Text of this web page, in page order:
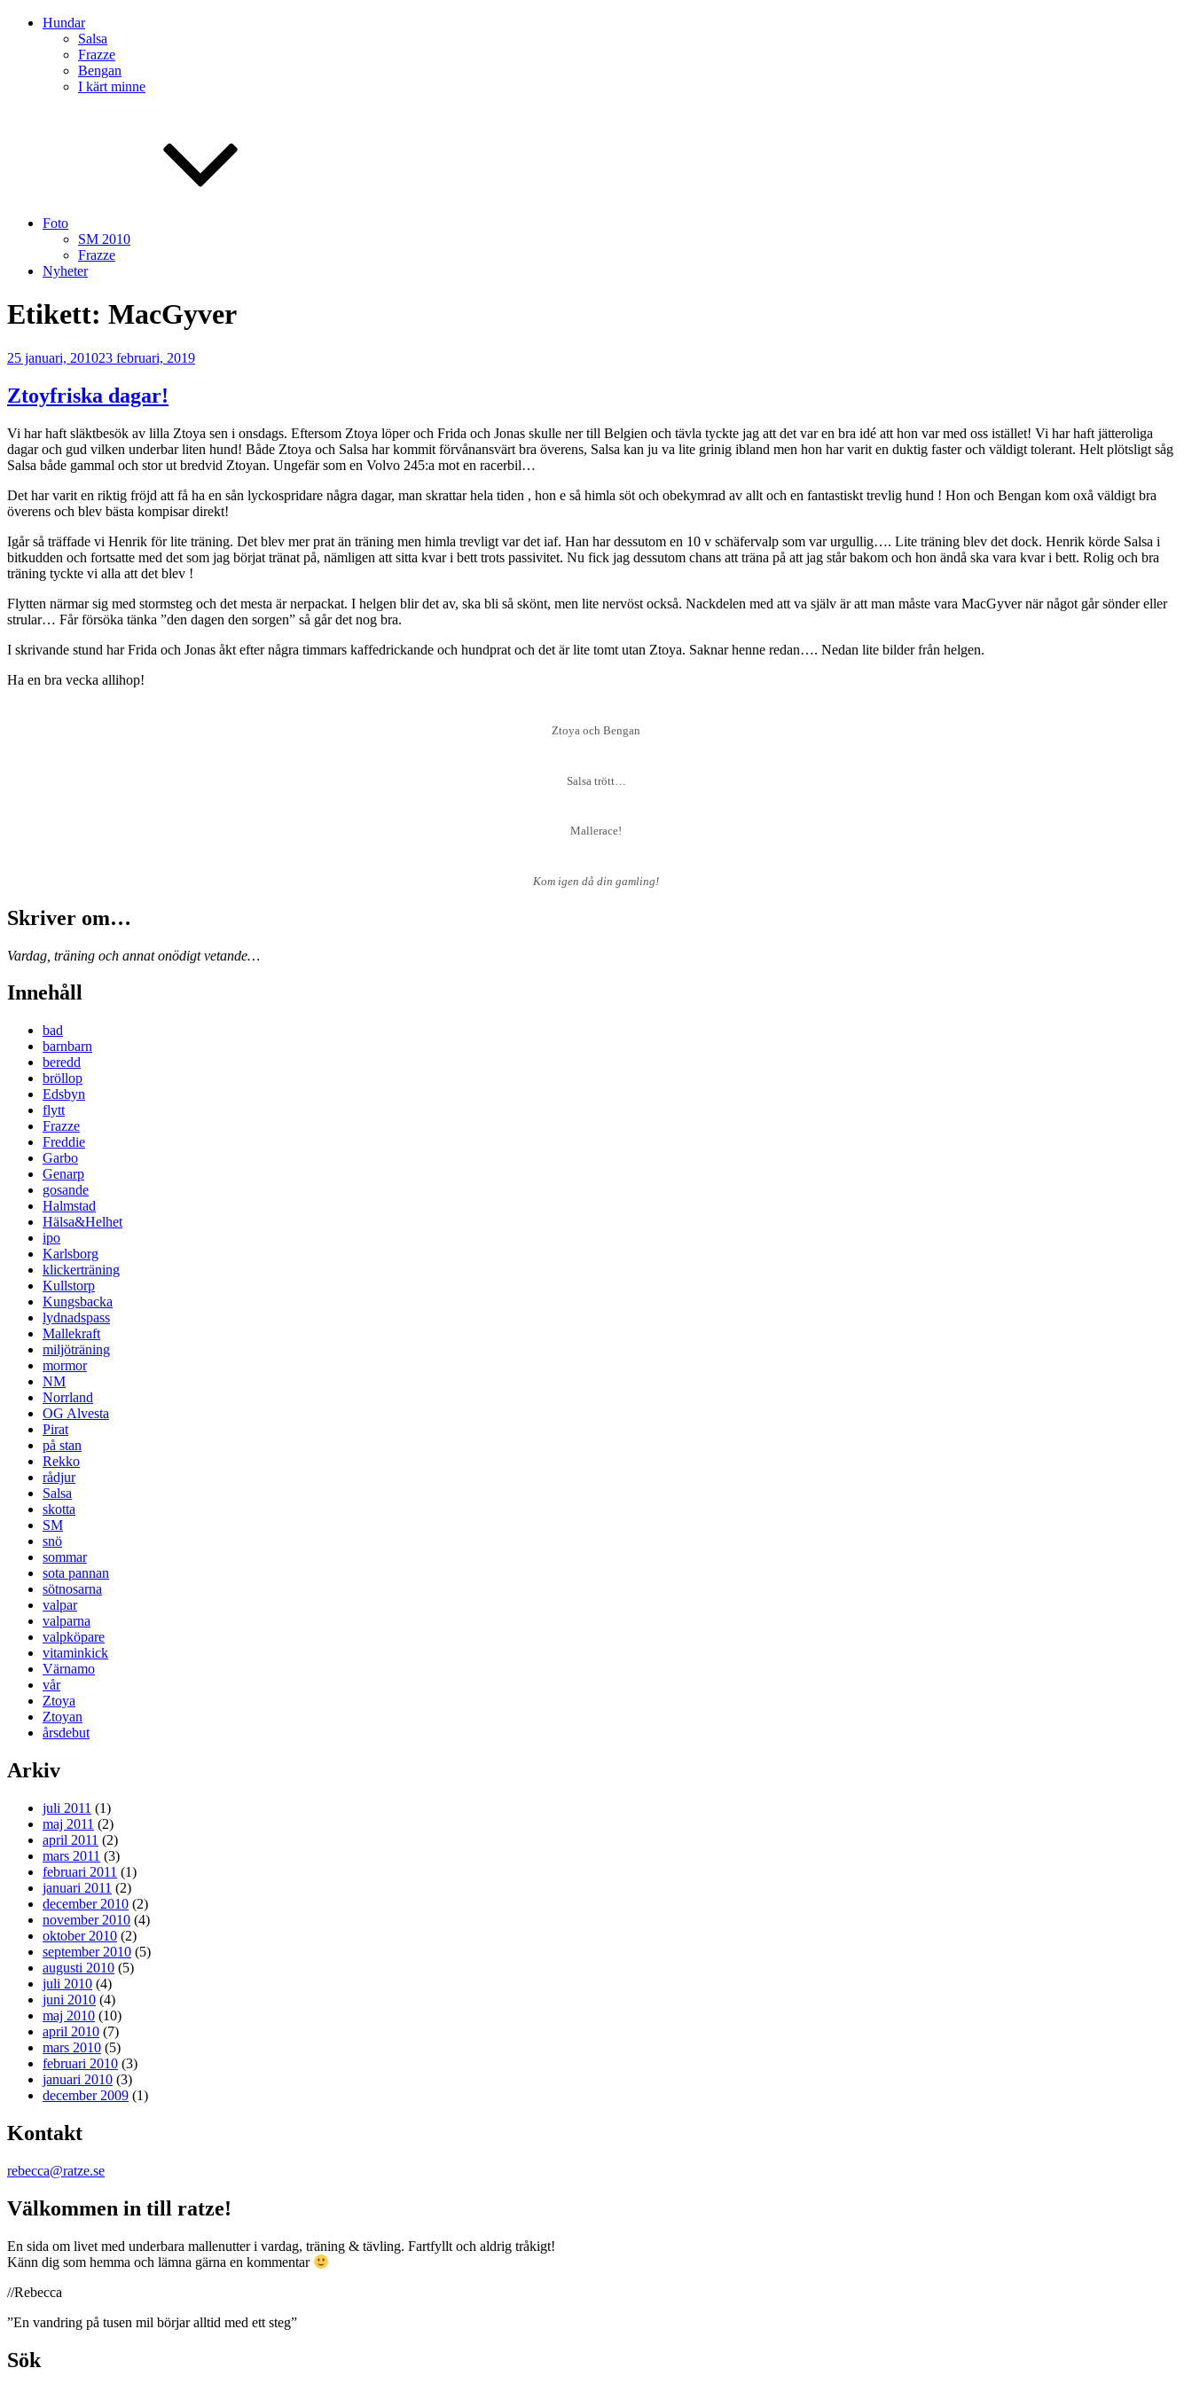
Hundar
Salsa
Frazze
Bengan
I kärt minne
Foto
SM 2010
Frazze
Nyheter
Etikett: MacGyver
Publicerat
25 januari, 201023 februari, 2019
Ztoyfriska dagar!
Vi har haft släktbesök av lilla Ztoya sen i onsdags. Eftersom Ztoya löper och Frida och Jonas skulle ner till Belgien och tävla tyckte jag att det var en bra idé att hon var med oss istället! Vi har haft jätteroliga
dagar och gud vilken underbar liten hund! Både Ztoya och Salsa har kommit förvånansvärt bra överens, Salsa kan ju va lite grinig ibland men hon har varit en duktig faster och väldigt tolerant. Helt plötsligt såg
Salsa både gammal och stor ut bredvid Ztoyan. Ungefär som en Volvo 245:a mot en racerbil…
Det har varit en riktig fröjd att få ha en sån lyckospridare några dagar, man skrattar hela tiden , hon e så himla söt och obekymrad av allt och en fantastiskt trevlig hund ! Hon och Bengan kom oxå väldigt bra
överens och blev bästa kompisar direkt!
Igår så träffade vi Henrik för lite träning. Det blev mer prat än träning men himla trevligt var det iaf. Han har dessutom en 10 v schäfervalp som var urgullig…. Lite träning blev det dock. Henrik körde Salsa i
bitkudden och fortsatte med det som jag börjat tränat på, nämligen att sitta kvar i bett trots passivitet. Nu fick jag dessutom chans att träna på att jag står bakom och hon ändå ska vara kvar i bett. Rolig och bra
träning tyckte vi alla att det blev !
Flytten närmar sig med stormsteg och det mesta är nerpackat. I helgen blir det av, ska bli så skönt, men lite nervöst också. Nackdelen med att va själv är att man måste vara MacGyver när något går sönder eller
strular… Får försöka tänka ”den dagen den sorgen” så går det nog bra.
I skrivande stund har Frida och Jonas åkt efter några timmars kaffedrickande och hundprat och det är lite tomt utan Ztoya. Saknar henne redan…. Nedan lite bilder från helgen.
Ha en bra vecka allihop!
Ztoya och Bengan
Salsa trött…
Mallerace!
Kom igen då din gamling!
Skriver om…
Vardag, träning och annat onödigt vetande…
Innehåll
bad
barnbarn
beredd
bröllop
Edsbyn
flytt
Frazze
Freddie
Garbo
Genarp
gosande
Halmstad
Hälsa&Helhet
ipo
Karlsborg
klickerträning
Kullstorp
Kungsbacka
lydnadspass
Mallekraft
miljöträning
mormor
NM
Norrland
OG Alvesta
Pirat
på stan
Rekko
rådjur
Salsa
skotta
SM
snö
sommar
sota pannan
sötnosarna
valpar
valparna
valpköpare
vitaminkick
Värnamo
vår
Ztoya
Ztoyan
årsdebut
Arkiv
juli 2011 (1)
maj 2011 (2)
april 2011 (2)
mars 2011 (3)
februari 2011 (1)
januari 2011 (2)
december 2010 (2)
november 2010 (4)
oktober 2010 (2)
september 2010 (5)
augusti 2010 (5)
juli 2010 (4)
juni 2010 (4)
maj 2010 (10)
april 2010 (7)
mars 2010 (5)
februari 2010 (3)
januari 2010 (3)
december 2009 (1)
Kontakt
rebecca@ratze.se
Välkommen in till ratze!
En sida om livet med underbara mallenutter i vardag, träning & tävling. Fartfyllt och aldrig tråkigt!
Känn dig som hemma och lämna gärna en kommentar
//Rebecca
”En vandring på tusen mil börjar alltid med ett steg”
Sök